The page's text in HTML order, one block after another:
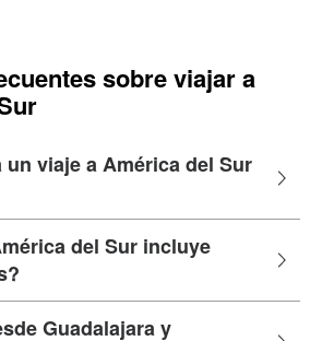
sobre viajar a
viaje a América del Sur
del Sur incluye
Guadalajara y